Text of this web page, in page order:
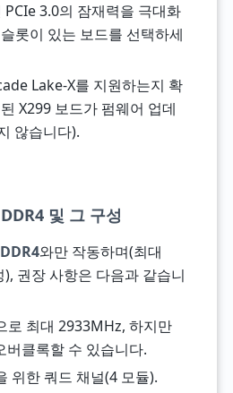
PCIe 3.0의 잠재력을 극대화
롯이 있는 보드를 선택하세
Lake-X를 지원하는지 확
X299 보드가 펌웨어 업데
않습니다).
및 그 구성
와만 작동하며(최대
권장 사항은 다음과 같습니
로 최대 2933MHz, 하지만
클록할 수 있습니다.
위한 쿼드 채널(4 모듈).